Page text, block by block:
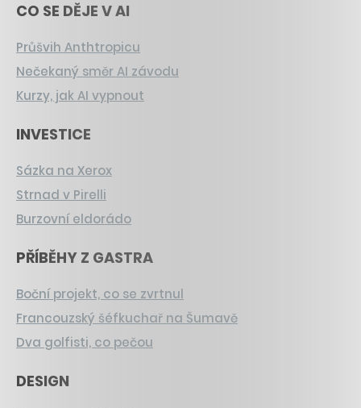
CO SE DĚJE V AI
Průšvih Anthtropicu
Nečekaný směr AI závodu
Kurzy, jak AI vypnout
INVESTICE
Sázka na Xerox
Strnad v Pirelli
Burzovní eldorádo
PŘÍBĚHY Z GASTRA
Boční projekt, co se zvrtnul
Francouzský šéfkuchař na Šumavě
Dva golfisti, co pečou
DESIGN